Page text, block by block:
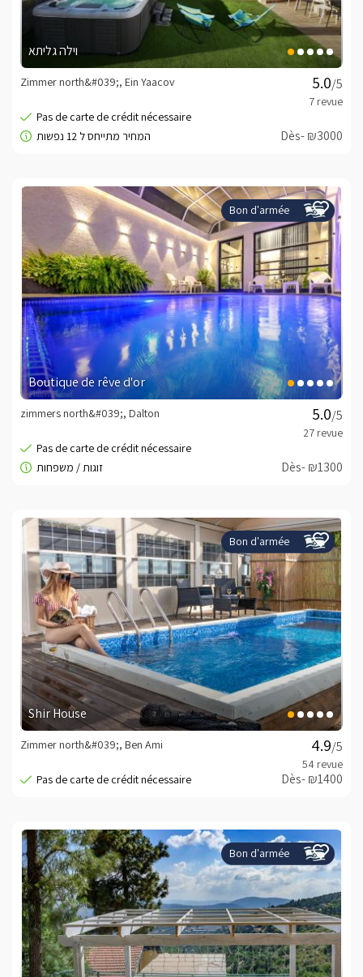
וילה גליתא
/5
Zimmer north&#039;, Ein Yaacov
Dès- ₪3000
Bon d'armée
Boutique de rêve d'or
/5
zimmers north&#039;, Dalton
Dès- ₪1300
Bon d'armée
Shir House
/5
Zimmer north&#039;, Ben Ami
Dès- ₪1400
Bon d'armée